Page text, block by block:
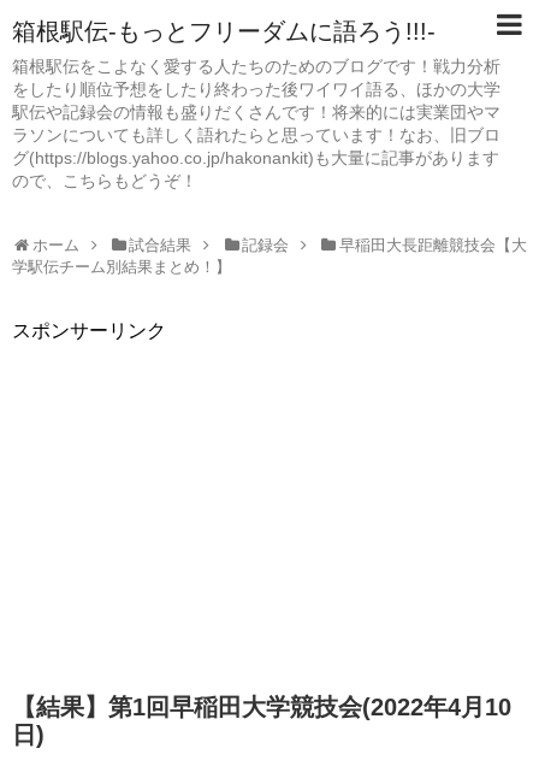
箱根駅伝-もっとフリーダムに語ろう!!!-
箱根駅伝をこよなく愛する人たちのためのブログです！戦力分析
をしたり順位予想をしたり終わった後ワイワイ語る、ほかの大学
駅伝や記録会の情報も盛りだくさんです！将来的には実業団やマ
ラソンについても詳しく語れたらと思っています！なお、旧ブロ
グ(https://blogs.yahoo.co.jp/hakonankit)も大量に記事があります
ので、こちらもどうぞ！
ホーム 試合結果 記録会
早稲田大長距離競技会【大
学駅伝チーム別結果まとめ！】
スポンサーリンク
【結果】第1回早稲田大学競技会(2022年4月10
日)